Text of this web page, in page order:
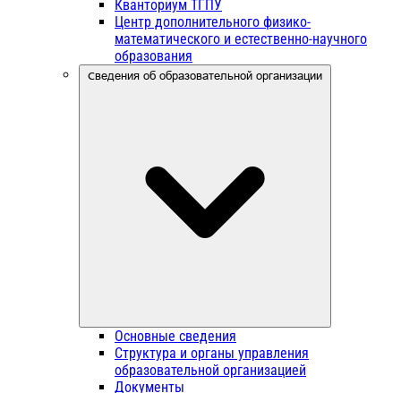
Кванториум ТГПУ
Центр дополнительного физико-
математического и естественно-научного
образования
Сведения об образовательной организации
Основные сведения
Структура и органы управления
образовательной организацией
Документы